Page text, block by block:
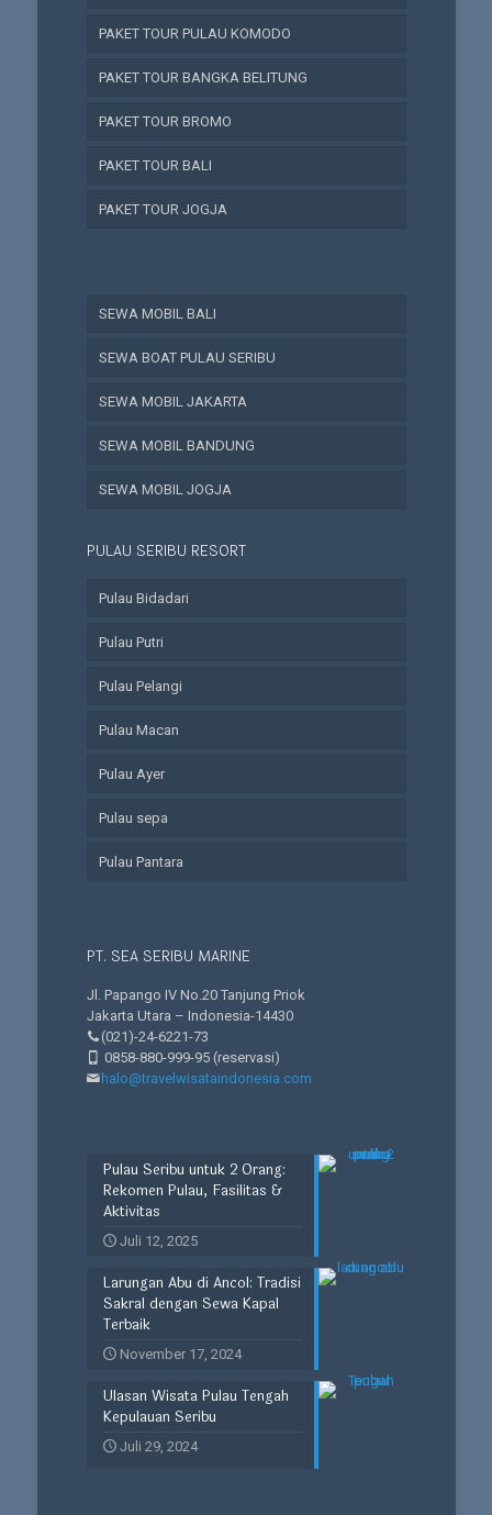
PAKET TOUR PULAU KOMODO
PAKET TOUR BANGKA BELITUNG
PAKET TOUR BROMO
PAKET TOUR BALI
PAKET TOUR JOGJA
SEWA MOBIL BALI
SEWA BOAT PULAU SERIBU
SEWA MOBIL JAKARTA
SEWA MOBIL BANDUNG
SEWA MOBIL JOGJA
PULAU SERIBU RESORT
Pulau Bidadari
Pulau Putri
Pulau Pelangi
Pulau Macan
Pulau Ayer
Pulau sepa
Pulau Pantara
PT. SEA SERIBU MARINE
Jl. Papango IV No.20 Tanjung Priok
Jakarta Utara – Indonesia-14430
(021)-24-6221-73
0858-880-999-95(reservasi)
halo@travelwisataindonesia.com
Pulau Seribu untuk 2 Orang:
Rekomen Pulau, Fasilitas &
Aktivitas
Juli 12, 2025
Larungan Abu di Ancol: Tradisi
Sakral dengan Sewa Kapal
Terbaik
November 17, 2024
Ulasan Wisata Pulau Tengah
Kepulauan Seribu
Juli 29, 2024